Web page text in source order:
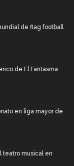
de flag football
de El Fantasma
en liga mayor de
teatro musical en